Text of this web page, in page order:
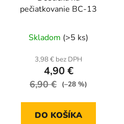
pečiatkovanie BC-13
Skladom (>5 ks)
3,98 € bez DPH
4,90 €
6,90 € (–28 %)
DO KOŠÍKA